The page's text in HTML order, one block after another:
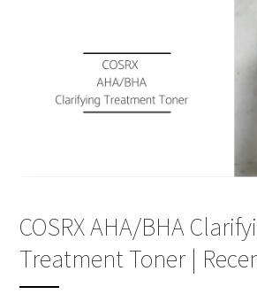
COSRX AHA/BHA
Treatment Toner |